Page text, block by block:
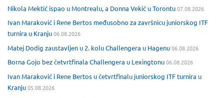
Nikola Mektić ispao u Montrealu, a Donna Vekić u Torontu07.08.2026
Ivan Maraković i Rene Bertos međusobno za završnicu juniorskog ITF
turnira u Kranju06.08.2026
Matej Dodig zaustavljen u 2. kolu Challengera u Hagenu06.08.2026
Borna Gojo bez četvrtfinala Challengera u Lexingtonu06.08.2026
Ivan Maraković i Rene Bertos u četvrtfinalu juniorskog ITF turnira u
Kranju05.08.2026